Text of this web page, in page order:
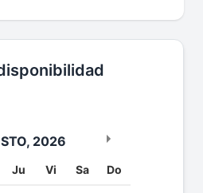
, 2026
Ju Vi Sa Do